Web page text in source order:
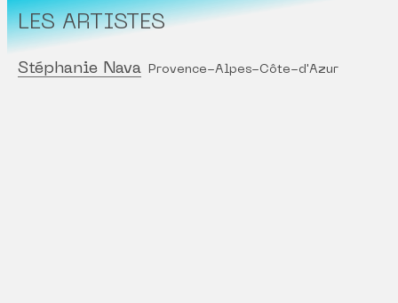
LES ARTISTES
Stéphanie Nava Provence-Alpes-Côte-d'Azur